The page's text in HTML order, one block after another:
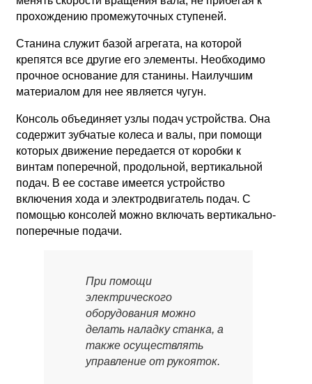
прохождению промежуточных ступеней.
Станина служит базой агрегата, на которой
крепятся все другие его элементы. Необходимо
прочное основание для станины. Наилучшим
материалом для нее является чугун.
Консоль объединяет узлы подач устройства. Она
содержит зубчатые колеса и валы, при помощи
которых движение передается от коробки к
винтам поперечной, продольной, вертикальной
подач. В ее составе имеется устройство
включения хода и электродвигатель подач. С
помощью консолей можно включать вертикально-
поперечные подачи.
При помощи
электрического
оборудования можно
делать наладку станка, а
также осуществлять
управление от рукояток.